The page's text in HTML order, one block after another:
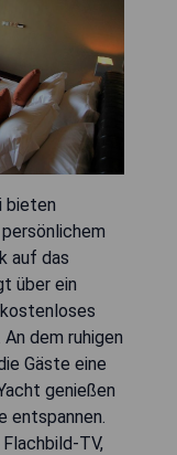
bieten
auf das
über ein
dem ruhigen
Gäste eine
genießen
entspannen.
TV,